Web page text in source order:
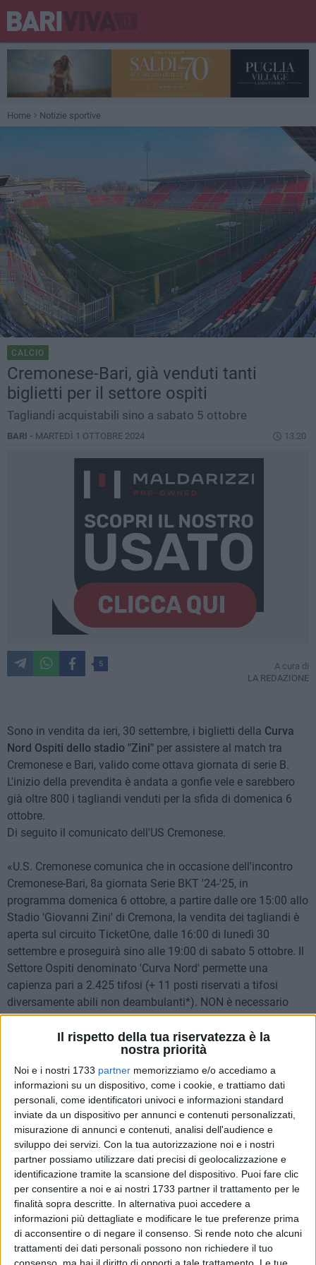
Il rispetto della tua riservatezza è la
nostra priorità
Noi e i nostri 1733 partner memorizziamo e/o accediamo a
informazioni su un dispositivo, come i cookie, e trattiamo dati
personali, come identificatori univoci e informazioni standard
inviate da un dispositivo per annunci e contenuti personalizzati,
misurazione di annunci e contenuti, analisi dell'audience e
sviluppo dei servizi. Con la tua autorizzazione noi e i nostri
partner possiamo utilizzare dati precisi di geolocalizzazione e
identificazione tramite la scansione del dispositivo. Puoi fare clic
per consentire a noi e ai nostri 1733 partner il trattamento per le
finalità sopra descritte. In alternativa puoi accedere a
informazioni più dettagliate e modificare le tue preferenze prima
di acconsentire o di negare il consenso. Si rende noto che alcuni
trattamenti dei dati personali possono non richiedere il tuo
Home Notizie sportive
CALCIO
Cremonese-Bari, già venduti tanti
biglietti per il settore ospiti
Tagliandi acquistabili sino a sabato 5 ottobre
BARI - MARTEDÌ 1 OTTOBRE 2024 13.20
5
A cura di
LA REDAZIONE
Sono in vendita da ieri, 30 settembre, i biglietti della Curva
Nord Ospiti dello stadio "Zini" per assistere al match tra
Cremonese e Bari, valido come ottava giornata di serie B.
L'inizio della prevendita è andata a gonfie vele e sarebbero
già oltre 800 i tagliandi venduti per la sfida di domenica 6
ottobre.
Di seguito il comunicato dell'US Cremonese.
«U.S. Cremonese comunica che in occasione dell'incontro
Cremonese-Bari, 8a giornata Serie BKT '24-'25, in
programma domenica 6 ottobre, a partire dalle ore 15:00 allo
Stadio 'Giovanni Zini' di Cremona, la vendita dei tagliandi è
aperta sul circuito TicketOne, dalle 16:00 di lunedì 30
settembre e proseguirà sino alle 19:00 di sabato 5 ottobre. Il
Settore Ospiti denominato 'Curva Nord' permette una
capienza pari a 2.425 tifosi (+ 11 posti riservati a tifosi
diversamente abili non deambulanti*). NON è necessario
alcuno strumento di fidelizzazione.
PREZZO SETTORE OSPITI 'Curva Nord'
INTERO: € 15,00 + prevendita e commissioni società
emittente
GIOVANE: € 10,00 (riservato a ragazzi/e dai 14 anni
COMPIUTI ai 18 anni non compiuti al giorno gara) +
commissioni società emittente
UNDER 14: € 5,00 (ragazzi/e di età INFERIORE ai 14 anni al
giorno gara) + commissioni società emittente
MODALITA' D'ACQUISTO
Sarà possibile acquistare i tagliandi per l'incontro con le
seguenti modalità: